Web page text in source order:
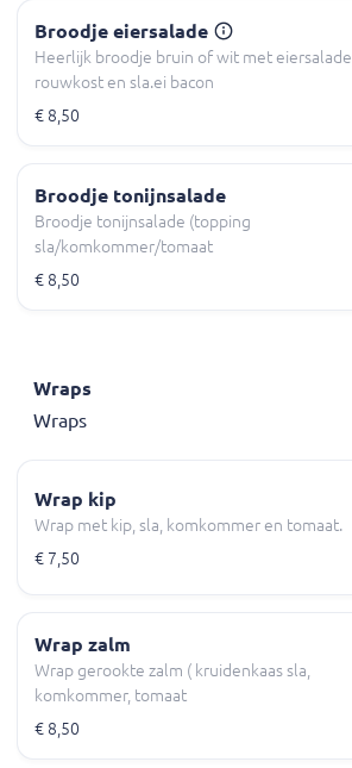
Broodje eiersalade
Heerlijk broodje bruin of wit met eiersalade,
rouwkost en sla.ei bacon
€ 8,50
Broodje tonijnsalade
Broodje tonijnsalade (topping
sla/komkommer/tomaat
€ 8,50
Wraps
Wraps
Wrap kip
Wrap met kip, sla, komkommer en tomaat.
€ 7,50
Wrap zalm
Wrap gerookte zalm ( kruidenkaas sla,
komkommer, tomaat
€ 8,50